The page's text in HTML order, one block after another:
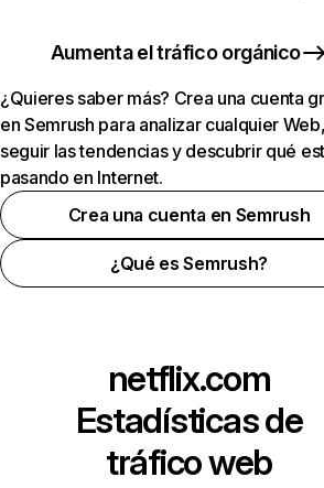
Aumenta el tráfico orgánico
¿Quieres saber más? Crea una cuenta
en Semrush para analizar cualquier
seguir las tendencias y descubrir qué
pasando en Internet.
Crea una cuenta en Semrush
¿Qué es Semrush?
netflix.com
Estadísticas de
tráfico web